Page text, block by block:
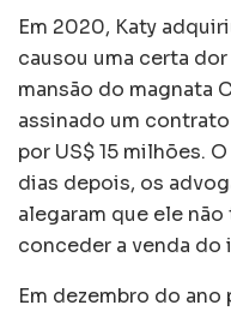
Em 2020, Katy
causou uma certa
mansão do magnata
assinado um
por US$ 15 milhões.
dias depois, os
alegaram que ele
conceder a venda do
Em dezembro do